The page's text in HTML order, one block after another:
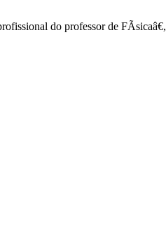
do professor de FÃ­sicaâ€,